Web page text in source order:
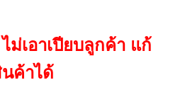
ม่เอาเปียบลูกค้า แก้
ค้าได้